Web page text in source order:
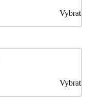
Vybrat
Vybrat